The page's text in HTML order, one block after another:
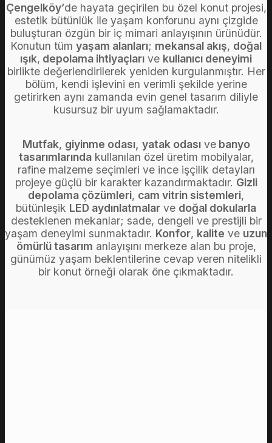
Çengelköy’de hayata geçirilen bu özel konut projesi,
estetik bütünlük ile yaşam konforunu aynı çizgide
buluşturan özgün bir iç mimari anlayışının ürünüdür.
Konutun tüm yaşam alanları; mekansal akış, doğal
ışık, depolama ihtiyaçları ve kullanıcı deneyimi
birlikte değerlendirilerek yeniden kurgulanmıştır. Her
bölüm, kendi işlevini en verimli şekilde yerine
getirirken aynı zamanda evin genel tasarım diliyle
kusursuz bir uyum sağlamaktadır.
Mutfak, giyinme odası, yatak odasıvebanyo
tasarımlarındakullanılan özel üretim mobilyalar,
rafine malzeme seçimleri ve ince işçilik detayları
projeye güçlü bir karakter kazandırmaktadır. Gizli
depolama çözümleri, cam vitrin sistemleri,
bütünleşik LED aydınlatmalar ve doğal dokularla
desteklenen mekanlar; sade, dengeli ve prestijli bir
yaşam deneyimi sunmaktadır. Konfor, kalite ve uzun
ömürlü tasarım anlayışını merkeze alan bu proje,
günümüz yaşam beklentilerine cevap veren nitelikli
bir konut örneği olarak öne çıkmaktadır.